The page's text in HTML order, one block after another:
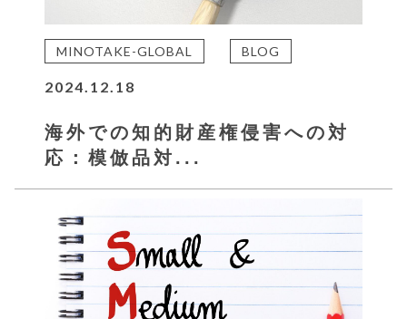
MINOTAKE-GLOBAL BLOG
2024.12.18
海外での知的財産権侵害への対
応：模倣品対...